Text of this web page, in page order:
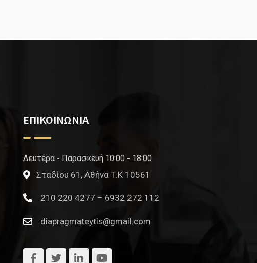
ΕΠΙΚΟΙΝΩΝΙΑ
Δευτέρα - Παρασκευή 10:00 - 18:00
Σταδίου 61, Αθήνα Τ.Κ 10561
210 220 4277 – 6932 272 112
diapragmateytis@gmail.com